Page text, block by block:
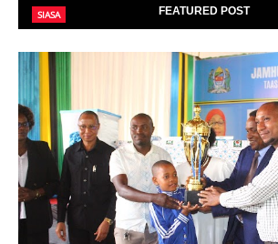
FEATURED POST
SIASA